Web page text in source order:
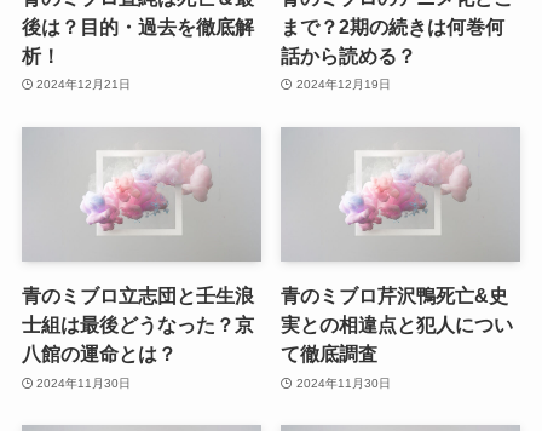
後は？目的・過去を徹底解
析！
2024年12月21日
まで？2期の続きは何巻何
話から読める？
2024年12月19日
青のミブロ立志団と壬生浪
士組は最後どうなった？京
八館の運命とは？
2024年11月30日
青のミブロ芹沢鴨死亡&史
実との相違点と犯人につい
て徹底調査
2024年11月30日